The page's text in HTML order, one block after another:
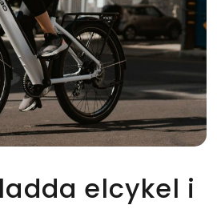
elcykel i